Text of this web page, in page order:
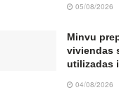
05/08/2026
Minvu
viviendas
utilizadas
04/08/2026